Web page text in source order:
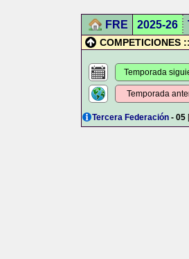
FRE 2025-26
COMPETICIONES ::
Temporada
Temporada
Tercera Federación - 05